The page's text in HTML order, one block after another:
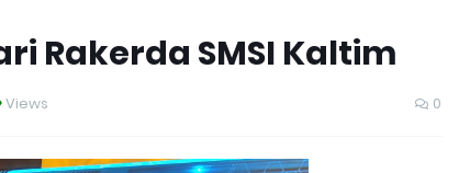
Rakerda SMSI Kaltim
Views 0